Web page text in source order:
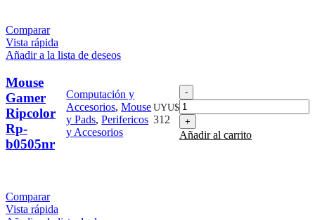
Comparar
Vista rápida
Añadir a la lista de deseos
Mouse
Gamer
Ripcolor
Rp-
b0505nr
Computación y
Accesorios,Mouse
y Pads,Perifericos
y Accesorios
UYU$
312
Mouse
Gamer
Ripcolor
Rp-
b0505nr
Añadir al carrito
Comparar
Vista rápida